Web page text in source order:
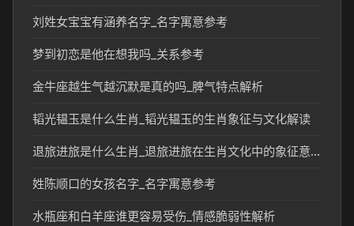
刘姓女宝宝有涵养名字_名字寓意参考
梦到初恋是他在想我吗_关系参考
金牛座越生气越沉默是真的吗_脾气特点解析
韬光韫玉是什么生肖_韬光韫玉的生肖象征与文化解读
退旅进旅是什么生肖_退旅进旅在生肖文化中的象征意义
姓陈顺口的女孩名字_名字寓意参考
水瓶座和白羊座谁更容易受伤_情感脆弱性解析